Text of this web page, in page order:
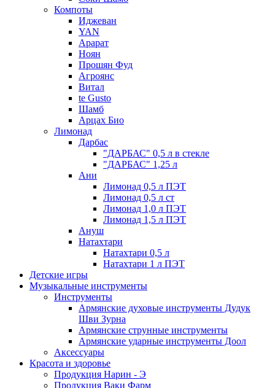
Компоты
Иджеван
YAN
Арарат
Ноян
Прошян Фуд
Агроянс
Витал
te Gusto
Шамб
Арцах Био
Лимонад
Дарбас
"ДАРБАС" 0,5 л в стекле
"ДАРБАС" 1,25 л
Ани
Лимонад 0,5 л ПЭТ
Лимонад 0,5 л ст
Лимонад 1,0 л ПЭТ
Лимонад 1,5 л ПЭТ
Ануш
Натахтари
Натахтари 0,5 л
Натахтари 1 л ПЭТ
Детские игры
Музыкальные инструменты
Инструменты
Армянские духовые инструменты Дудук
Шви Зурна
Армянские струнные инструменты
Армянские ударные инструменты Доол
Аксессуары
Красота и здоровье
Продукция Нарин - Э
Продукция Ваки Фарм